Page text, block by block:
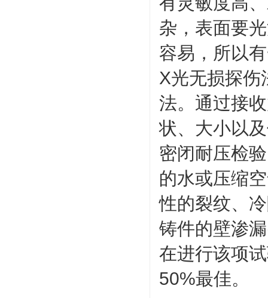
杂，表面要
容易，所以
X光无损探伤
法。通过接
状、大小以
密闭耐压检
的水或压缩
性的裂纹、
铸件的壁渗
在进行该项
50%最佳。